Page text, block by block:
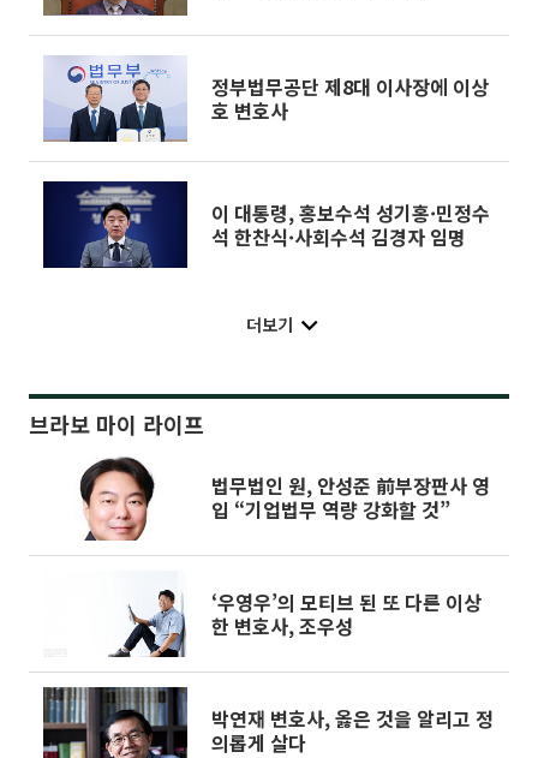
정부법무공단 제8대 이사장에 이상
호 변호사
이 대통령, 홍보수석 성기홍·민정수
석 한찬식·사회수석 김경자 임명
더보기
브라보 마이 라이프
법무법인 원, 안성준 前부장판사 영
입 “기업법무 역량 강화할 것”
‘우영우’의 모티브 된 또 다른 이상
한 변호사, 조우성
박연재 변호사, 옳은 것을 알리고 정
의롭게 살다